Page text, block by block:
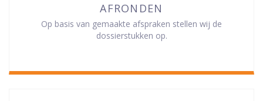
AFRONDEN
Op basis van gemaakte afspraken stellen wij de
dossierstukken op.